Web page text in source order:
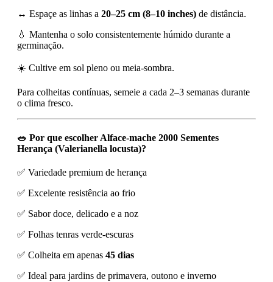
↔️ Espaçe as linhas a 20–25 cm (8–10 inches) de distância.
💧 Mantenha o solo consistentemente húmido durante a
germinação.
☀️ Cultive em sol pleno ou meia-sombra.
Para colheitas contínuas, semeie a cada 2–3 semanas durante
o clima fresco.
🥗 Por que escolher Alface-mache 2000 Sementes
Herança (Valerianella locusta)?
✅ Variedade premium de herança
✅ Excelente resistência ao frio
✅ Sabor doce, delicado e a noz
✅ Folhas tenras verde-escuras
✅ Colheita em apenas 45 dias
✅ Ideal para jardins de primavera, outono e inverno